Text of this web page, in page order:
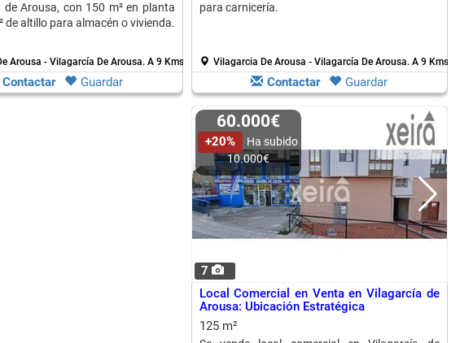
de Arousa, con 150 m² en planta
de altillo para almacén o vivienda.
Arousa - Vilagarcía De Arousa. A 9 Kms. de Isla De Arosa
Contactar Guardar
para carnicería.
Vilagarcia De Arousa - Vilagarcía De Arousa. A 9 Kms.
Contactar Guardar
7
60.000€
+20%
Ha subido
10.000€
Local Comercial en Venta en Vilagarcía de
Arousa: Ubicación Estratégica
125 m²